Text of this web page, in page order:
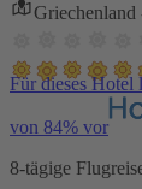
Für dieses Hotel
von 84% vor
8-tägige